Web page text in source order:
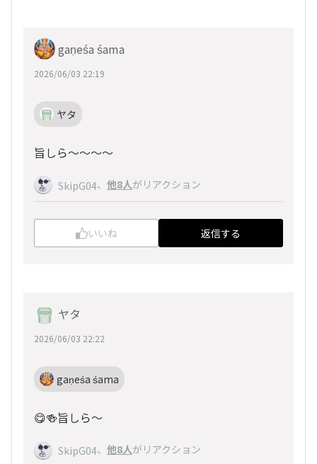
gaṇeśa śama
2026/06/03 22:19
ヤタ
旨しら～～～～
SkipG04、 他8人がリアクション
いいね 返信する
ヤタ
2026/06/03 22:22
gaṇeśa śama
😋🍻旨しら～
SkipG04、 他8人がリアクション